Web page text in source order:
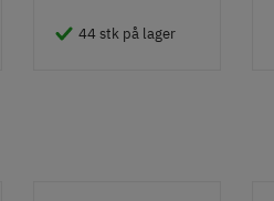
44 stk på lager